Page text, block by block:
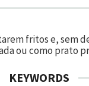
fritos e, sem
ou como prato
KEYWORDS